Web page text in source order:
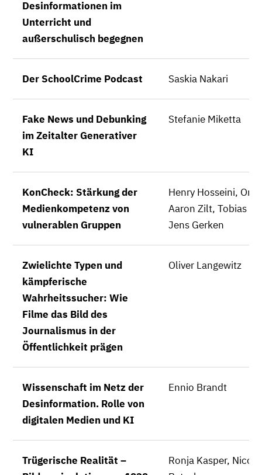
Desinformationen im
Unterricht und
außerschulisch begegnen
Der SchoolCrime Podcast Saskia Nakari
Fake News und Debunking
im Zeitalter Generativer
KI
Stefanie Miketta
KonCheck: Stärkung der
Medienkompetenz von
vulnerablen Gruppen
Henry Hosseini,
Aaron Zilt, Tobias
Jens Gerken
Zwielichte Typen und
kämpferische
Wahrheitssucher: Wie
Filme das Bild des
Journalismus in der
Öffentlichkeit prägen
Oliver Langewitz
Wissenschaft im Netz der
Desinformation. Rolle von
digitalen Medien und KI
Ennio Brandt
Trügerische Realität –
Ronja Kasper, Nico